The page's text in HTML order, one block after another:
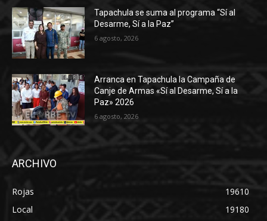
Tapachula se suma al programa “Sí al
Desarme, Sí a la Paz”
6 agosto, 2026
Arranca en Tapachula la Campaña de
Canje de Armas «Sí al Desarme, Sí a la
Paz» 2026
6 agosto, 2026
ARCHIVO
Rojas
19610
Local
19180